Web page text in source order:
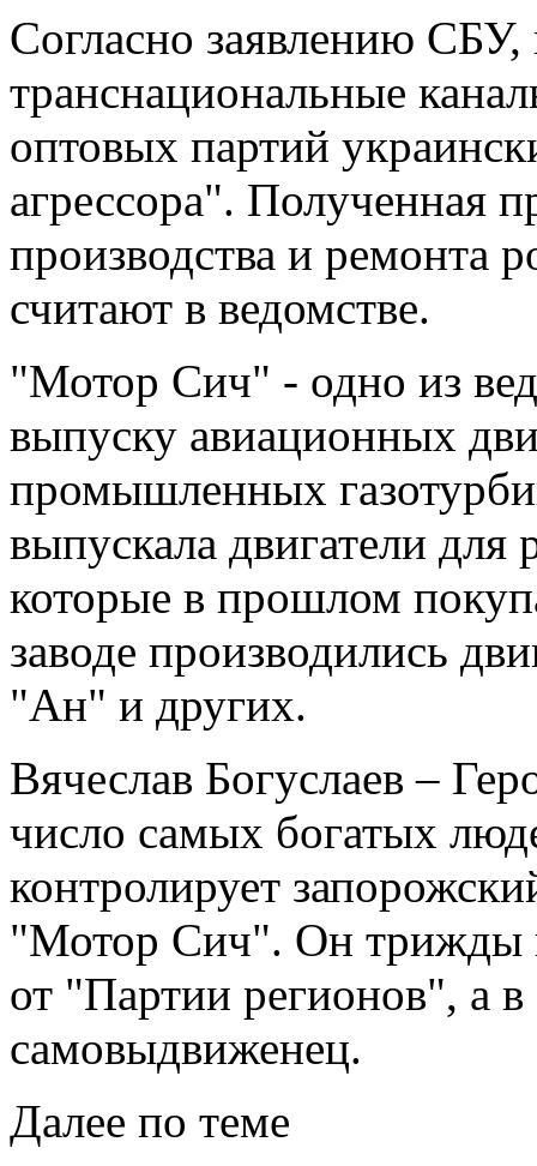
Согласно заявлению
транснациональные
оптовых партий
агрессора". Полученная
производства и ремонта
считают в ведомстве.
"Мотор Сич" - одно из
выпуску авиационных
промышленных
выпускала двигатели
которые в прошлом
заводе производились
"Ан" и других.
Вячеслав Богуслаев –
число самых богатых
контролирует
"Мотор Сич". Он трижды
от "Партии регионов", а в
самовыдвиженец.
Далее по теме